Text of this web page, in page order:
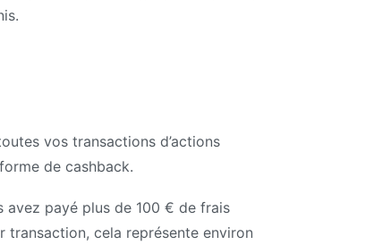
vos transactions d’actions
de cashback.
avez payé plus de 100 € de frais
transaction, cela représente environ